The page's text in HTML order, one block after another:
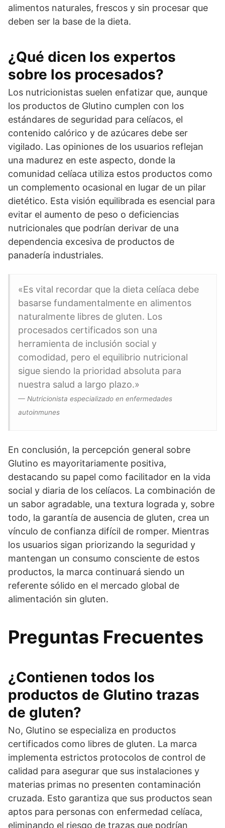
alimentos naturales, frescos y sin procesar que
deben ser la base de la dieta.
¿Qué dicen los expertos
sobre los procesados?
Los nutricionistas suelen enfatizar que, aunque
los productos de Glutino cumplen con los
estándares de seguridad para celíacos, el
contenido calórico y de azúcares debe ser
vigilado. Las opiniones de los usuarios reflejan
una madurez en este aspecto, donde la
comunidad celíaca utiliza estos productos como
un complemento ocasional en lugar de un pilar
dietético. Esta visión equilibrada es esencial para
evitar el aumento de peso o deficiencias
nutricionales que podrían derivar de una
dependencia excesiva de productos de
panadería industriales.
«Es vital recordar que la dieta celíaca debe
basarse fundamentalmente en alimentos
naturalmente libres de gluten. Los
procesados certificados son una
herramienta de inclusión social y
comodidad, pero el equilibrio nutricional
sigue siendo la prioridad absoluta para
nuestra salud a largo plazo.»
— Nutricionista especializado en enfermedades
autoinmunes
En conclusión, la percepción general sobre
Glutino es mayoritariamente positiva,
destacando su papel como facilitador en la vida
social y diaria de los celíacos. La combinación de
un sabor agradable, una textura lograda y, sobre
todo, la garantía de ausencia de gluten, crea un
vínculo de confianza difícil de romper. Mientras
los usuarios sigan priorizando la seguridad y
mantengan un consumo consciente de estos
productos, la marca continuará siendo un
referente sólido en el mercado global de
alimentación sin gluten.
Preguntas Frecuentes
¿Contienen todos los
productos de Glutino trazas
de gluten?
No, Glutino se especializa en productos
certificados como libres de gluten. La marca
implementa estrictos protocolos de control de
calidad para asegurar que sus instalaciones y
materias primas no presenten contaminación
cruzada. Esto garantiza que sus productos sean
aptos para personas con enfermedad celíaca,
eliminando el riesgo de trazas que podrían